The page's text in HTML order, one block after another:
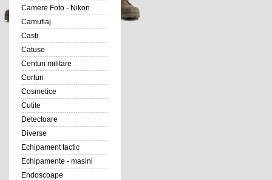
Camere Foto - Nikon
Camuflaj
Casti
Catuse
Centuri militare
Corturi
Cosmetice
Cutite
Detectoare
Diverse
Echipament tactic
Echipamente - masini
Endoscoape